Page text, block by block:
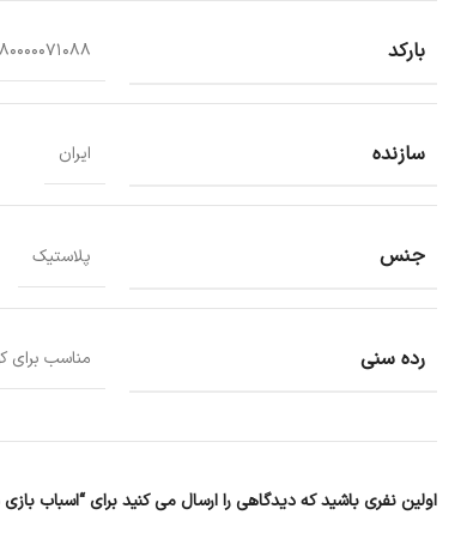
بارکد
سازنده ایران
جنس پلاستیک
رده سنی مناسب برای
اولین نفری باشید که دیدگاهی را ارسال می کنید برای “اسباب